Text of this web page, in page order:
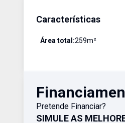
Características
Área total:259m²
Pretende Financiar?
SIMULE AS